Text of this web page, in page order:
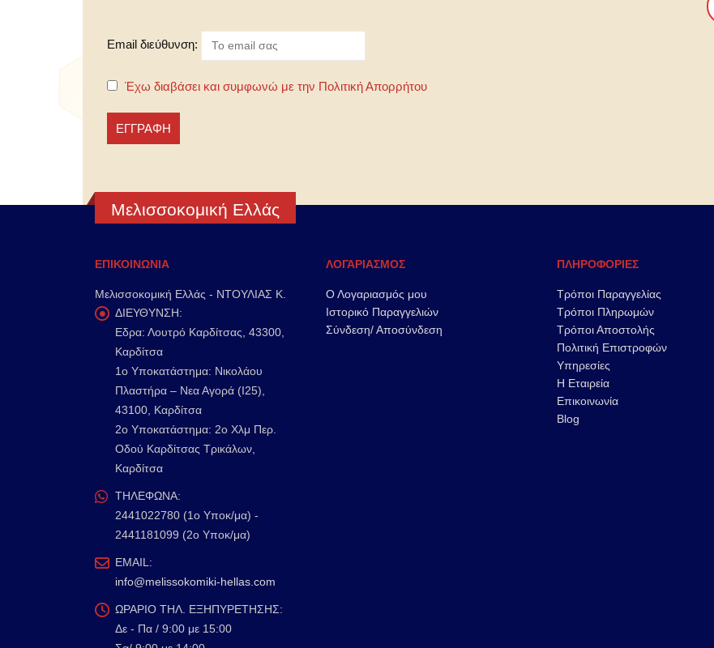
Email διεύθυνση:
Έχω διαβάσει και συμφωνώ με την Πολιτική Απορρήτου
Μελισσοκομική Ελλάς
ΕΠΙΚΟΙΝΩΝΙΑ
Μελισσοκομική Ελλάς - ΝΤΟΥΛΙΑΣ Κ.
ΔΙΕΥΘΥΝΣΗ:
Εδρα: Λουτρό Καρδίτσας, 43300,
Καρδίτσα
1o Υποκατάστημα: Νικολάου
Πλαστήρα – Νεα Αγορά (Ι25),
43100, Καρδίτσα
2o Υποκατάστημα: 2ο Χλμ Περ.
Οδού Καρδίτσας Τρικάλων,
Καρδίτσα
ΤΗΛΕΦΩΝΑ:
2441022780 (1ο Υποκ/μα) -
2441181099 (2ο Υποκ/μα)
EMAIL:
info@melissokomiki-hellas.com
ΩΡΑΡΙΟ ΤΗΛ. ΕΞΗΠΥΡΕΤΗΣΗΣ:
Δε - Πα / 9:00 με 15:00
ΛΟΓΑΡΙΑΣΜΟΣ
Ο Λογαριασμός μου
Ιστορικό Παραγγελιών
Σύνδεση/ Αποσύνδεση
ΠΛΗΡΟΦΟΡΙΕΣ
Τρόποι Παραγγελίας
Τρόποι Πληρωμών
Τρόποι Αποστολής
Πολιτική Επιστροφών
Υπηρεσίες
Η Εταιρεία
Επικοινωνία
Blog
ΒΙΟΛΟΓΙΚΗ ΤΥΠΟΠΟΙΗΣΗ